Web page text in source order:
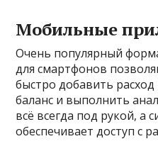
Мобильные
Очень популярный
для смартфонов
быстро добавить
баланс и выполнить
всё всегда под рукой, а
обеспечивает доступ с